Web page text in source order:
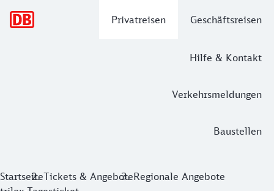
Privatreisen Geschäftsreisen
Hilfe & Kontakt
Verkehrsmeldungen
Baustellen
trilex-Tagesticket
StartseiteTickets & AngeboteRegionale Angebote